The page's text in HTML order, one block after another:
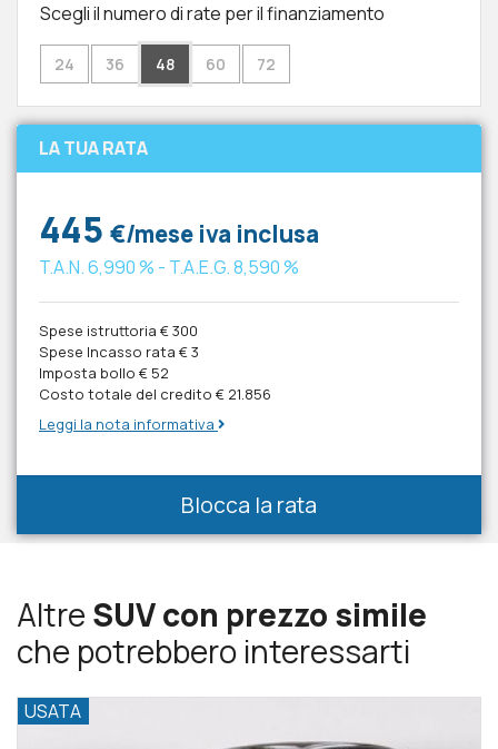
Scegli il numero di rate per il finanziamento
24 36 48 60 72
LA TUA RATA
445 €/mese iva inclusa
T.A.N.6,990 % - T.A.E.G.8,590 %
Spese istruttoria € 300
Spese Incasso rata € 3
Imposta bollo € 52
Costo totale del credito € 21.856
Leggi la nota informativa
Blocca la rata
AltreSUV con prezzo simile
che potrebbero interessarti
USATA